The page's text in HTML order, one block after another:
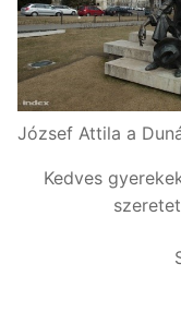
József Attila a
Kedves